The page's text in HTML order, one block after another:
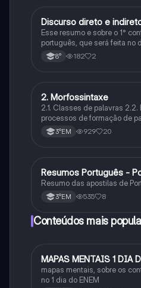
Português
Discurso direto e
Esse resumo e sobre o 1°
português, que será feita no
8° 182 2
Português
2. Morfossintaxe
2.1. Classes de palavras
processos de formação de
nominal e flexão verbal 2.4.
concordância verbal. 2.5.
3°EM 929 20
Português
Resumos Português -
Resumo das apostilas de
3°EM 535 8
Conteúdos mais
Português
MAPAS MENTAIS 1 DIA
mapas mentais, sobre os
no 1 dia do ENEM